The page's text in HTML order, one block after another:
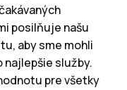
posilňuje našu
aby sme mohli
najlepšie služby.
pre všetky